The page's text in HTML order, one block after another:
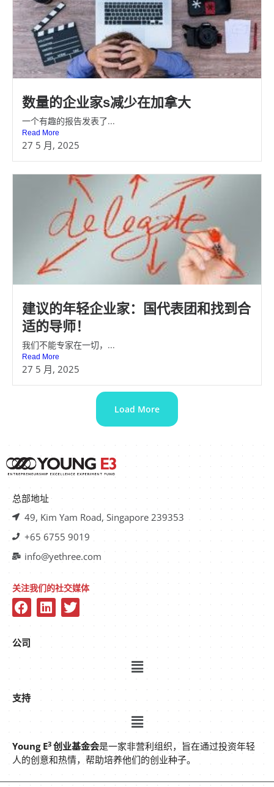
数量的企业家s减少在加拿大
一个有趣的报告发表了...
Read More
27 5 月, 2025
建议的年轻企业家：国代表团和找到合
适的导师！
我们不能专家在一切，...
Read More
27 5 月, 2025
Load More
总部地址
49, Kim Yam Road, Singapore 239353
+65 6755 9019
info@yethree.com
关注我们的社交媒体
公司
支持
Young E3创业基金会是一家非营利组织，旨在通过投资年轻
人的创意和热情，帮助培养他们的创业种子。